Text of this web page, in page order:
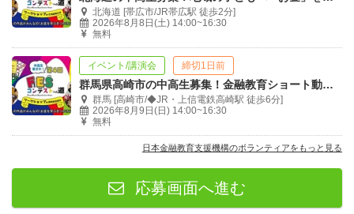
北海道 [帯広市/JR帯広駅 徒歩2分]
2026年8月8日(土) 14:00~16:30
無料
イベント/講演会 締切1日前
群馬県高崎市の中高生募集！金融教育ショート動画制作のボランティア型ワークショップ
群馬 [高崎市/◆JR・上信電鉄高崎駅 徒歩6分]
2026年8月9日(日) 14:00~16:30
無料
日本金融教育支援機構のボランティアをもっと見る
応募画面へ進む